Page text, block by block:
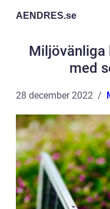
AENDRES.se
Miljövänliga
med
28 december 2022